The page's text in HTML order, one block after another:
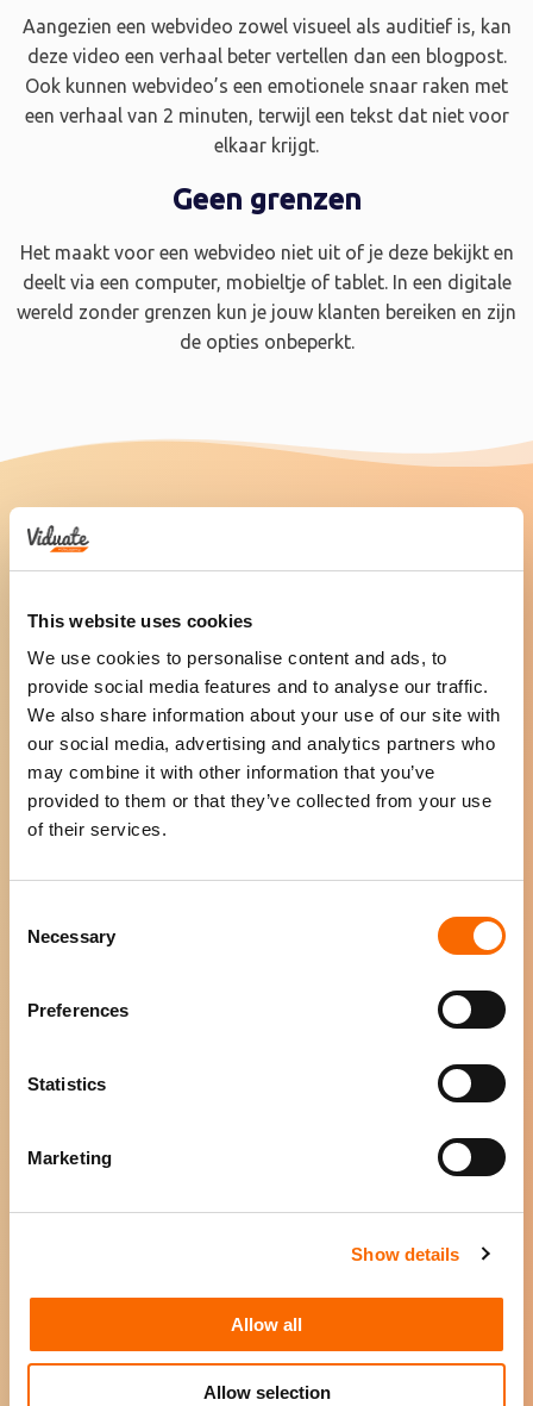
This website uses cookies
We use cookies to personalise content and ads, to
provide social media features and to analyse our traffic.
We also share information about your use of our site with
our social media, advertising and analytics partners who
may combine it with other information that you’ve
provided to them or that they’ve collected from your use
of their services.
Selection
Necessary
Preferences
Statistics
Marketing
Show details
Allow all
Allow selection
Aangezien een webvideo zowel visueel als auditief is, kan
deze video een verhaal beter vertellen dan een blogpost.
Ook kunnen webvideo’s een emotionele snaar raken met
een verhaal van 2 minuten, terwijl een tekst dat niet voor
elkaar krijgt.
Geen grenzen
Het maakt voor een webvideo niet uit of je deze bekijkt en
deelt via een computer, mobieltje of tablet. In een digitale
wereld zonder grenzen kun je jouw klanten bereiken en zijn
de opties onbeperkt.
GRATIS BOEK "Supercharge Your
Video Marketing"
We geven dit boek gratis weg, je hoeft alleen de
verzendkosten te vergoeden.
inzet van video.
Viduation™ Model: het ultieme
videoresultaten te meten met de
Effe-Effi™ Methode.